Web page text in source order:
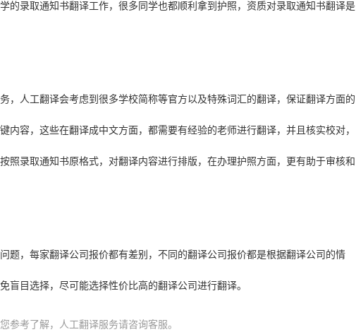
的录取通知书翻译工作，很多同学也都顺利拿到护照，资质对录取通知书翻译是
，人工翻译会考虑到很多学校简称等官方以及特殊词汇的翻译，保证翻译方面的
内容，这些在翻译成中文方面，都需要有经验的老师进行翻译，并且核实校对，
照录取通知书原格式，对翻译内容进行排版，在办理护照方面，更有助于审核和
题，每家翻译公司报价都有差别，不同的翻译公司报价都是根据翻译公司的情
盲目选择，尽可能选择性价比高的翻译公司进行翻译。
考了解，人工翻译服务请咨询客服。